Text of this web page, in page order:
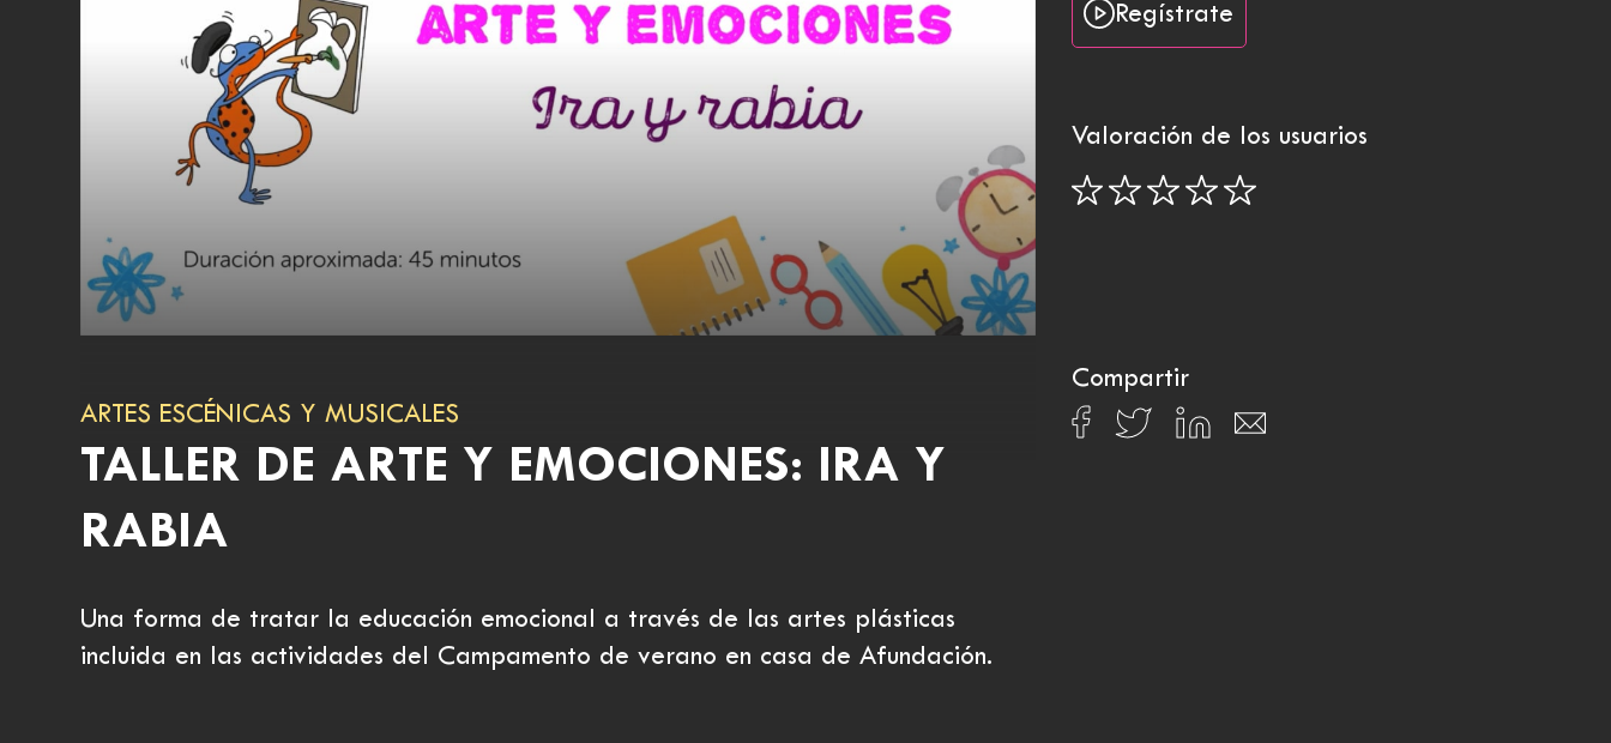
ARTES ESCÉNICAS Y MUSICALES
TALLER DE ARTE Y EMOCIONES: IRA Y
RABIA
Una forma de tratar la educación emocional a través de las artes plásticas
incluida en las actividades del Campamento de verano en casa de Afundación.
Regístrate
Valoración de los usuarios
Compartir